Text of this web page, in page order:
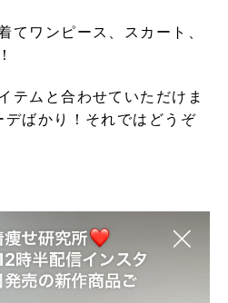
てワンピース、スカート、
テムと合わせていただけま
ばかり！それではどうぞ